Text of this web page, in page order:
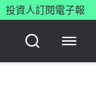
投資人訂閱電子報